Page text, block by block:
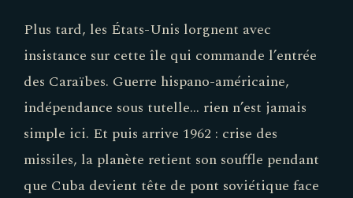
Plus tard, les États-Unis lorgnent avec
insistance sur cette île qui commande l’entrée
des Caraïbes. Guerre hispano-américaine,
indépendance sous tutelle… rien n’est jamais
simple ici. Et puis arrive 1962 : crise des
missiles, la planète retient son souffle pendant
que Cuba devient tête de pont soviétique face